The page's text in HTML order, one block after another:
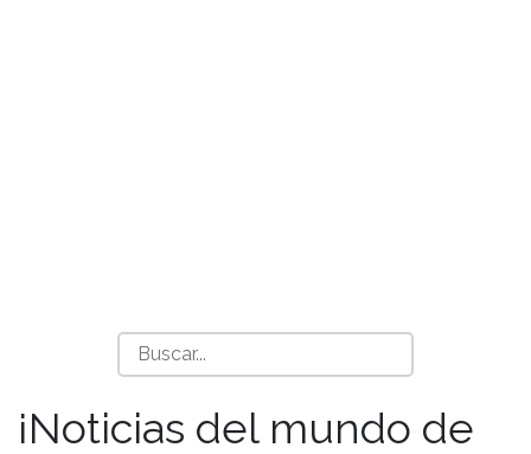
¡Noticias del mundo de